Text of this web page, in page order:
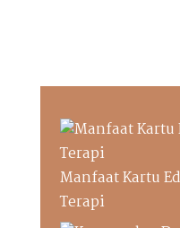
Manfaat Kartu
Terapi